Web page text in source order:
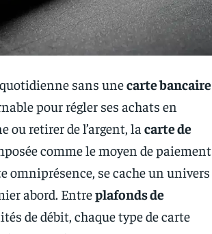
sans unecarte bancaire
pour régler ses achats en
ou retirer de l’argent, lacarte de
comme le moyen de paiement
omniprésence, se cache un univers
abord. Entreplafonds de
de débit, chaque type de carte